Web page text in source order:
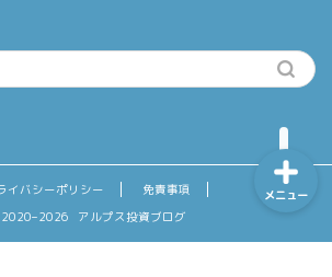
イバシーポリシー
免責事項
2020–2026 アルプス投資ブログ
メニュー